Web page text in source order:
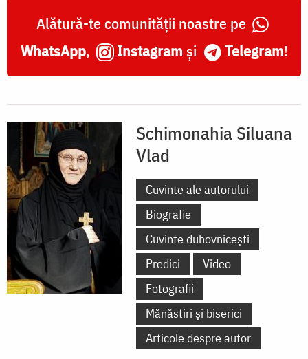
Alătură-te comunității noastre pe
WhatsApp, Instagram și Telegram!
Schimonahia Siluana
Vlad
Cuvinte ale autorului
Biografie
Cuvinte duhovnicești
Predici
Video
Fotografii
Mănăstiri și biserici
Articole despre autor